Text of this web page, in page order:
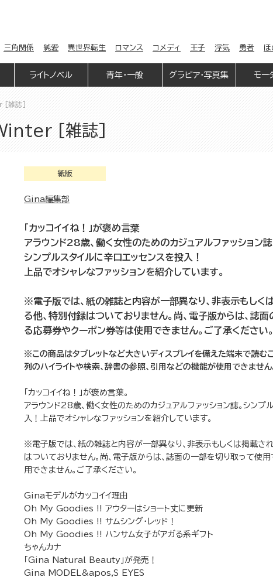
三角関係 純愛 異世界転生 ロマンス コメディ 王子 浮気 勇者 ほ
ライトノベル 青年・一般 グラビア・写真集 モー
[雑誌]
[雑誌]
紙版
Gina編集部
「カッコイイね！」が褒め言葉
アラウンド28歳、働く女性のためのカジュアルファッション誌
シンプルスタイルに辛口エッセンスを投入！
上品でオシャレなファッションを紹介しています。
※電子版では、紙の雑誌と内容が一部異なり、非表示もしく
る他、特別付録はついておりません。尚、電子版からは、誌
る応募券やクーポン券等は使用できません。ご了承ください。
※この商品はタブレットなど大きいディスプレイを備えた端末で読む
列のハイライトや検索、辞書の参照、引用などの機能が使用できません
「カッコイイね！」が褒め言葉。
アラウンド28歳、働く女性のためのカジュアルファッション誌。シンプ
入！上品でオシャレなファッションを紹介しています。
※電子版では、紙の雑誌と内容が一部異なり、非表示もしくは掲載さ
はついておりません。尚、電子版からは、誌面の一部を切り取って使
用できません。ご了承ください。
Ginaモデルがカッコイイ理由
Oh My Goodies !! アウターはショート丈に更新
Oh My Goodies !! サムシング・レッド！
Oh My Goodies !! ハンサム女子がアガる系ギフト
ちゃんカナ
「Gina Natural Beauty」が発売！
Gina MODEL&apos,S EYES